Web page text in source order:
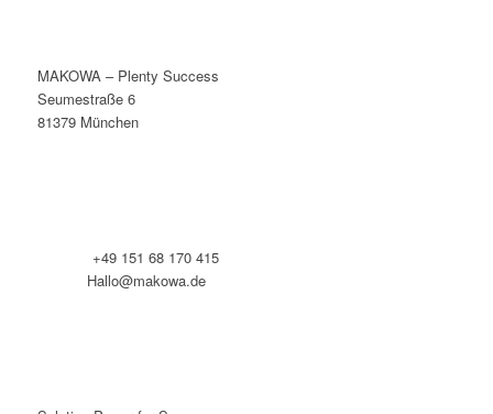
MAKOWA – Plenty Success
Seumestraße 6
81379 München
+49 151 68 170 415
Hallo@makowa.de